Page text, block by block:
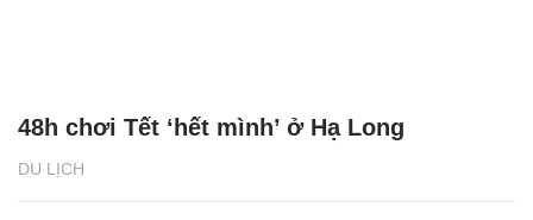
DU LỊCH
48h chơi Tết ‘hết mình’ ở Hạ Long